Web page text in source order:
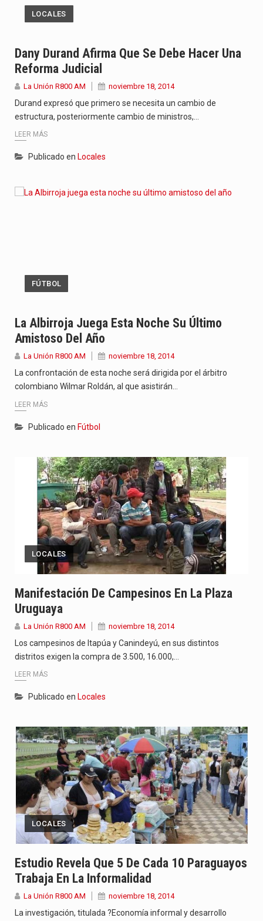
LOCALES
Dany Durand Afirma Que Se Debe Hacer Una
Reforma Judicial
La Unión R800 AM noviembre 18, 2014
Durand expresó que primero se necesita un cambio de
estructura, posteriormente cambio de ministros,…
LEER MÁS
Publicado en Locales
FÚTBOL
La Albirroja Juega Esta Noche Su Último
Amistoso Del Año
La Unión R800 AM noviembre 18, 2014
La confrontación de esta noche será dirigida por el árbitro
colombiano Wilmar Roldán, al que asistirán…
LEER MÁS
Publicado en Fútbol
LOCALES
Manifestación De Campesinos En La Plaza
Uruguaya
La Unión R800 AM noviembre 18, 2014
Los campesinos de Itapúa y Canindeyú, en sus distintos
distritos exigen la compra de 3.500, 16.000,…
LEER MÁS
Publicado en Locales
LOCALES
Estudio Revela Que 5 De Cada 10 Paraguayos
Trabaja En La Informalidad
La Unión R800 AM noviembre 18, 2014
La investigación, titulada ?Economía informal y desarrollo